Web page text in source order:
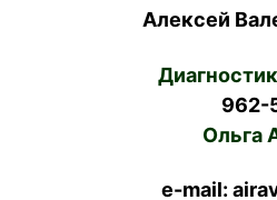
Алексей
962-
Ольга
e-mail: